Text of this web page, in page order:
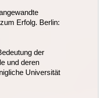
Erfolg. Berlin:
der
und deren
Universität